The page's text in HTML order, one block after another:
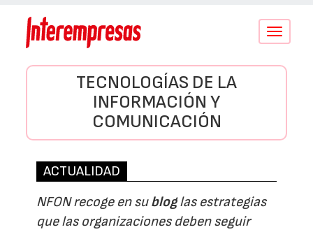
Conmutar
TECNOLOGÍAS DE LA
INFORMACIÓN Y
COMUNICACIÓN
ACTUALIDAD
NFON recoge en subloglas estrategias
que las organizaciones deben seguir